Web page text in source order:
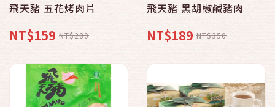
飛天豬 五花烤肉片
NT$159 NT$280
飛天豬 黑胡椒鹹豬肉
NT$189 NT$350